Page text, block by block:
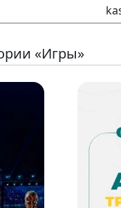
«Игры»